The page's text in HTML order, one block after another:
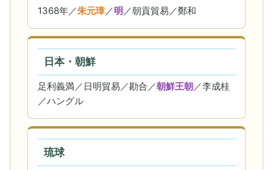
1368年／朱元璋／明／朝貢貿易／鄭和
日本・朝鮮
足利義満／日明貿易／勘合／朝鮮王朝／李成桂
／ハングル
琉球